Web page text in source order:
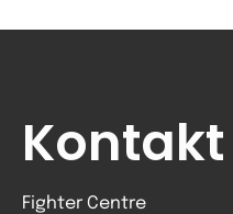
Kontakt
Fighter Centre